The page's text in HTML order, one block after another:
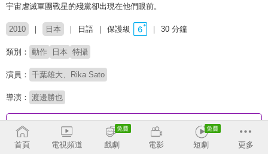
宇宙虐滅軍團戰星的殘黨卻出現在他們眼前。
2010 日本 日語 保護級 30 分鐘
類別： 動作 日本 特攝
演員： 千葉雄大、Rika Sato
導演： 渡邊勝也
收回
首頁 電視頻道 戲劇 電影 短劇 更多